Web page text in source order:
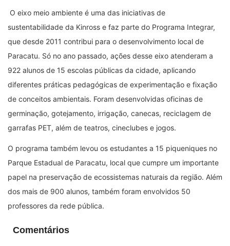
O eixo meio ambiente é uma das iniciativas de
sustentabilidade da Kinross e faz parte do Programa Integrar,
que desde 2011 contribui para o desenvolvimento local de
Paracatu. Só no ano passado, ações desse eixo atenderam a
922 alunos de 15 escolas públicas da cidade, aplicando
diferentes práticas pedagógicas de experimentação e fixação
de conceitos ambientais. Foram desenvolvidas oficinas de
germinação, gotejamento, irrigação, canecas, reciclagem de
garrafas PET, além de teatros, cineclubes e jogos.
O programa também levou os estudantes a 15 piqueniques no
Parque Estadual de Paracatu, local que cumpre um importante
papel na preservação de ecossistemas naturais da região. Além
dos mais de 900 alunos, também foram envolvidos 50
professores da rede pública.
Comentários